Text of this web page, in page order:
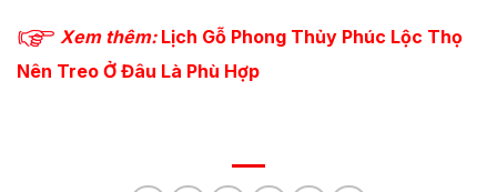
Xem thêm: Lịch Gỗ Phong Thủy Phúc Lộc Thọ
Nên Treo Ở Đâu Là Phù Hợp